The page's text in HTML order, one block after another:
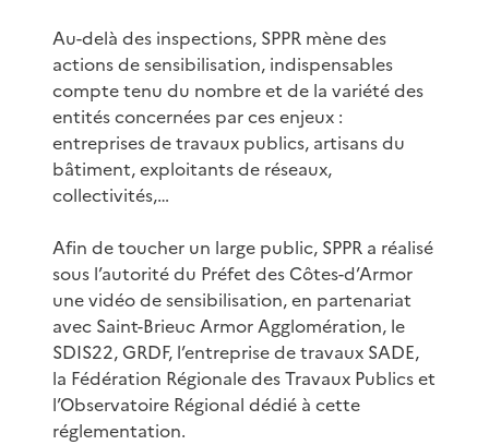
Au-delà des inspections, SPPR mène des
actions de sensibilisation, indispensables
compte tenu du nombre et de la variété des
entités concernées par ces enjeux :
entreprises de travaux publics, artisans du
bâtiment, exploitants de réseaux,
collectivités,…
Afin de toucher un large public, SPPR a réalisé
sous l’autorité du Préfet des Côtes-d’Armor
une vidéo de sensibilisation, en partenariat
avec Saint-Brieuc Armor Agglomération, le
SDIS22, GRDF, l’entreprise de travaux SADE,
la Fédération Régionale des Travaux Publics et
l’Observatoire Régional dédié à cette
réglementation.